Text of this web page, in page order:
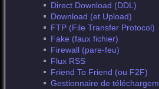
Direct Download (DDL)
Download (et Upload)
FTP (File Transfer Protocol)
Fake (faux fichier)
Firewall (pare-feu)
Flux RSS
Friend To Friend (ou F2F)
Gestionnaire de